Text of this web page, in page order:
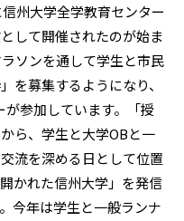
州大学全学教育センター
して開催されたのが始ま
ソンを通して学生と市民
を募集するようになり、
参加しています。「授
ら、学生と大学OBと一
流を深める日として位置
かれた信州大学」を発信
今年は学生と一般ランナ